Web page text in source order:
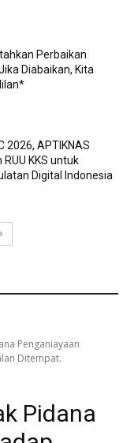
Perbaikan
Diabaikan, Kita
2026, APTIKNAS
KKS untuk
Digital Indonesia